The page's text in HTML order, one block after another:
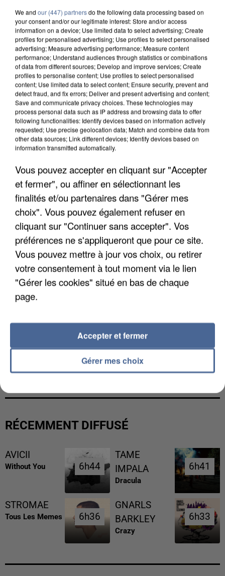
UN SECOND CADRE DE LA DZ MAFIA
INTERPELLÉ EN ALGÉRIE
UNE TOURISTE DE L’OISE EMPORTÉE PAR UNE
COULÉE DE BOUE EN HAUTE-SAVOIE
RÉCEMMENT DIFFUSÉ
AVICII
Without You 6h44
6h44
TAME
IMPALA
Dracula
6h41
6h41
STROMAE
Tous Les Memes 6h36
6h36
GNARLS
BARKLEY
Crazy
6h33
6h33
We and our (447) partnersdo the following data processing based on
your consent and/or our legitimate interest: Store and/or access
information on a device; Use limited data to select advertising; Create
profiles for personalised advertising; Use profiles to select personalised
advertising; Measure advertising performance; Measure content
performance; Understand audiences through statistics or combinations
of data from different sources; Develop and improve services; Create
profiles to personalise content; Use profiles to select personalised
content; Use limited data to select content; Ensure security, prevent and
detect fraud, and fix errors; Deliver and present advertising and content;
Save and communicate privacy choices. These technologies may
process personal data such as IP address and browsing data to offer
following functionalities: Identify devices based on information actively
requested; Use precise geolocation data; Match and combine data from
other data sources; Link different devices; Identify devices based on
information transmitted automatically.
Vous pouvez accepter en cliquant sur "Accepter
et fermer", ou affiner en sélectionnant les
finalités et/ou partenaires dans "Gérer mes
choix". Vous pouvez également refuser en
cliquant sur "Continuer sans accepter". Vos
préférences ne s'appliqueront que pour ce site.
Vous pouvez mettre à jour vos choix, ou retirer
votre consentement à tout moment via le lien
"Gérer les cookies" situé en bas de chaque
page.
Gérer mes choix
Accepter et fermer